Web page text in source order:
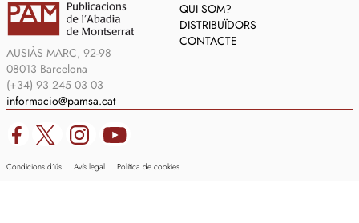
AUSIÀS MARC, 92-98
08013 Barcelona
(+34) 93 245 03 03
informacio@pamsa.cat
QUI SOM?
DISTRIBUÏDORS
CONTACTE
Condicions d’ús Avís legal Política de cookies